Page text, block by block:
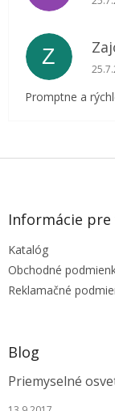
Z
Promptne a
Z
Informácie pre
Katalóg
Obchodné
Reklamačné
Blog
Priemyselné